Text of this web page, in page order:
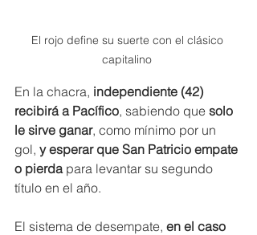
El rojo define su suerte con el clásico
capitalino
En la chacra, independiente (42)
recibirá a Pacífico, sabiendo que solo
le sirve ganar, como mínimo por un
gol, y esperar que San Patricio empate
o pierda para levantar su segundo
título en el año.
El sistema de desempate, en el caso